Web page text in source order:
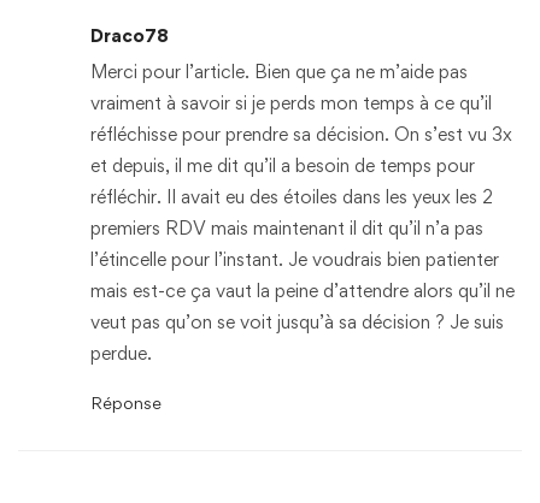
Draco78
Merci pour l’article. Bien que ça ne m’aide pas
vraiment à savoir si je perds mon temps à ce qu’il
réfléchisse pour prendre sa décision. On s’est vu 3x
et depuis, il me dit qu’il a besoin de temps pour
réfléchir. Il avait eu des étoiles dans les yeux les 2
premiers RDV mais maintenant il dit qu’il n’a pas
l’étincelle pour l’instant. Je voudrais bien patienter
mais est-ce ça vaut la peine d’attendre alors qu’il ne
veut pas qu’on se voit jusqu’à sa décision ? Je suis
perdue.
Réponse